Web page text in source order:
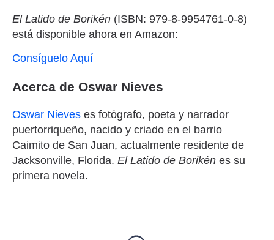
El Latido de Borikén (ISBN: 979-8-9954761-0-8)
está disponible ahora en Amazon:
Consíguelo Aquí
Acerca de Oswar Nieves
Oswar Nieves es fotógrafo, poeta y narrador
puertorriqueño, nacido y criado en el barrio
Caimito de San Juan, actualmente residente de
Jacksonville, Florida. El Latido de Borikén es su
primera novela.